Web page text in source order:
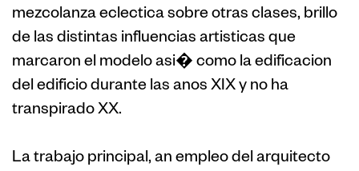
mezcolanza eclectica sobre otras clases, brillo
de las distintas influencias artisticas que
marcaron el modelo asi� como la edificacion
del edificio durante las anos XIX y no ha
transpirado XX.
La trabajo principal, an empleo del arquitecto